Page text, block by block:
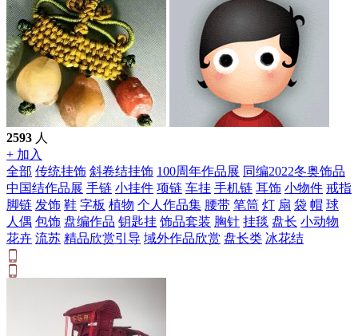
2593 人
+ 加入
全部 传统挂饰 斜卷结挂饰 100周年作品展 同编2022冬奥饰品
中国结作品展 手链 小挂件 项链 车挂 手机链 耳饰 小物件 戒指
脚链 发饰 鞋 字板 植物 个人作品集 腰带 笔筒 灯 扇 袋 帽 球
人偶 包饰 盘编作品 钥匙挂 饰品套装 胸针 挂毯 盘长 小动物
花卉 流苏 精品欣赏引导 域外作品欣赏 盘长类 冰花结